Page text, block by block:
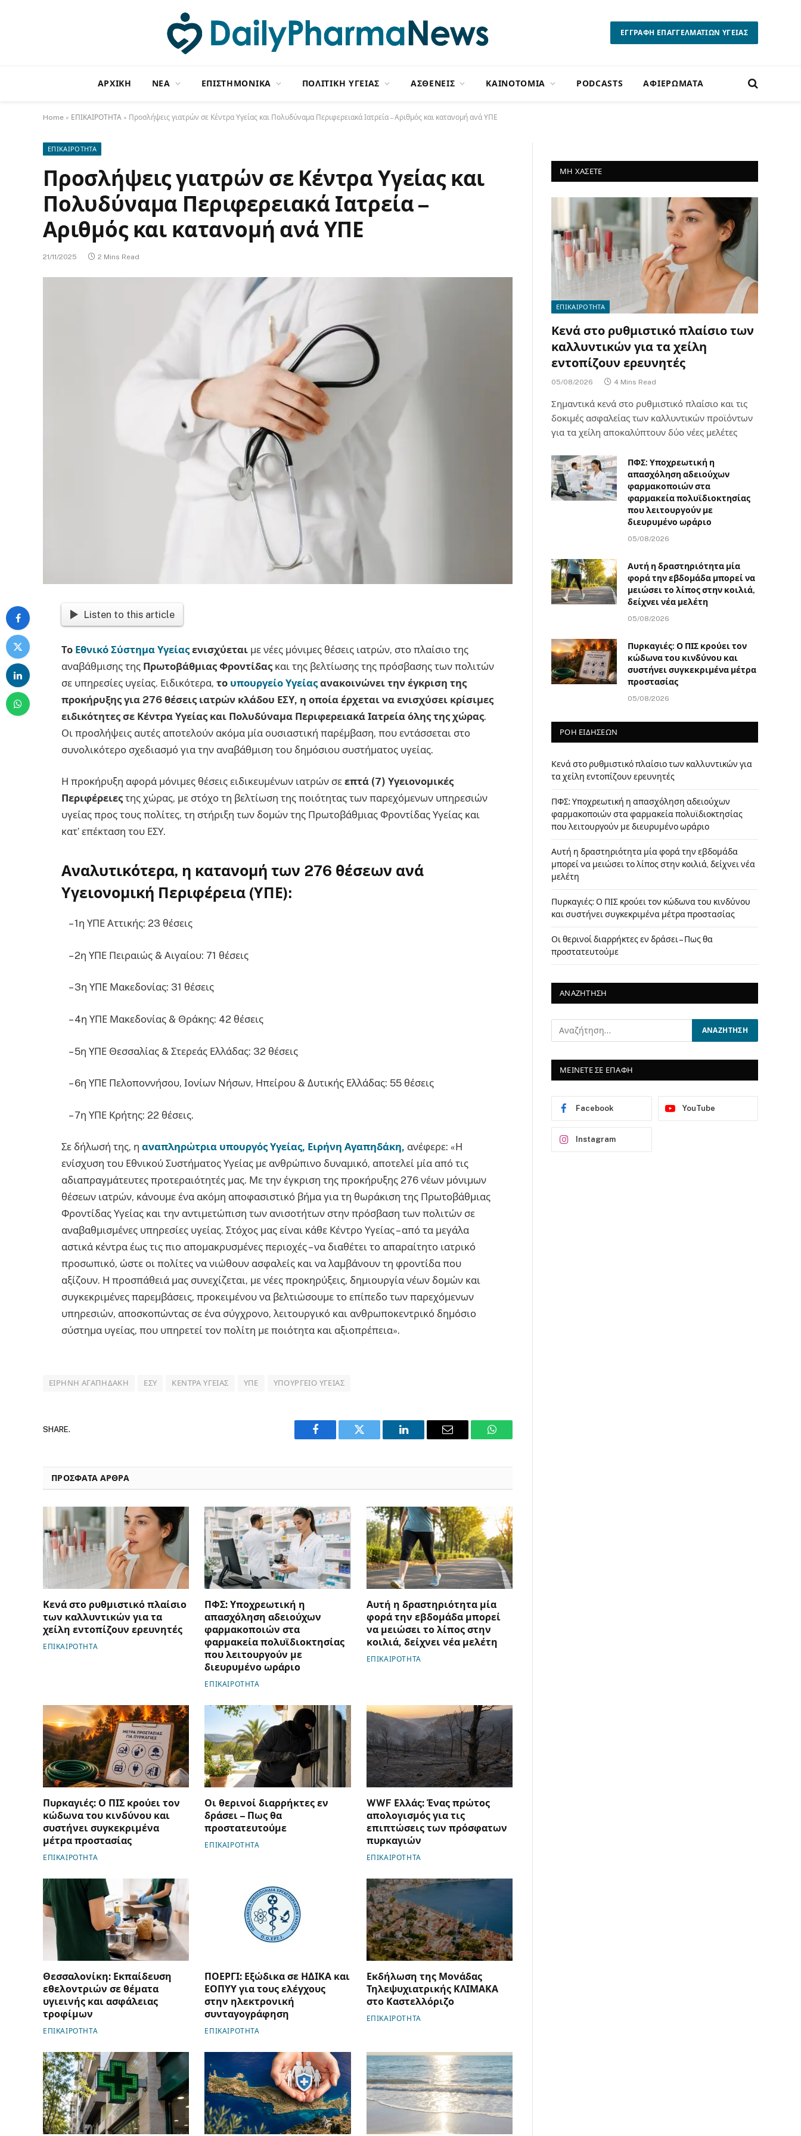
ΕΓΓΡΑΦΗ ΕΠΑΓΓΕΛΜΑΤΙΩΝ ΥΓΕΙΑΣ
ΑΡΧΙΚΗ NΕΑ ΕΠΙΣΤΗΜΟΝΙΚΑ ΠΟΛΙΤΙΚΗ ΥΓΕΙΑΣ ΑΣΘΕΝΕΙΣ ΚΑΙΝΟΤΟΜΙΑ PODCASTS ΑΦΙΕΡΩΜΑΤΑ
Home » ΕΠΙΚΑΙΡΟΤΗΤΑ » Προσλήψεις γιατρών σε Κέντρα Υγείας και Πολυδύναμα Περιφερειακά Ιατρεία – Αριθμός και κατανομή ανά ΥΠΕ
ΕΠΙΚΑΙΡΟΤΗΤΑ
Προσλήψεις γιατρών σε Κέντρα Υγείας και
Πολυδύναμα Περιφερειακά Ιατρεία –
Αριθμός και κατανομή ανά ΥΠΕ
21/11/2025 2 Mins Read
Listen to this article
Το Εθνικό Σύστημα Υγείας ενισχύεται με νέες μόνιμες θέσεις ιατρών, στο πλαίσιο της
αναβάθμισης της Πρωτοβάθμιας Φροντίδας και της βελτίωσης της πρόσβασης των πολιτών
σε υπηρεσίες υγείας. Ειδικότερα, το υπουργείο Υγείας ανακοινώνει την έγκριση της
προκήρυξης για 276 θέσεις ιατρών κλάδου ΕΣΥ, η οποία έρχεται να ενισχύσει κρίσιμες
ειδικότητες σε Κέντρα Υγείας και Πολυδύναμα Περιφερειακά Ιατρεία όλης της χώρας.
Οι προσλήψεις αυτές αποτελούν ακόμα μία ουσιαστική παρέμβαση, που εντάσσεται στο
συνολικότερο σχεδιασμό για την αναβάθμιση του δημόσιου συστήματος υγείας.
Η προκήρυξη αφορά μόνιμες θέσεις ειδικευμένων ιατρών σε επτά (7) Υγειονομικές
Περιφέρειες της χώρας, με στόχο τη βελτίωση της ποιότητας των παρεχόμενων υπηρεσιών
υγείας προς τους πολίτες, τη στήριξη των δομών της Πρωτοβάθμιας Φροντίδας Υγείας και
κατ’ επέκταση του ΕΣΥ.
Αναλυτικότερα, η κατανομή των 276 θέσεων ανά
Υγειονομική Περιφέρεια (ΥΠΕ):
– 1η ΥΠΕ Αττικής: 23 θέσεις
– 2η ΥΠΕ Πειραιώς & Αιγαίου: 71 θέσεις
– 3η ΥΠΕ Μακεδονίας: 31 θέσεις
– 4η ΥΠΕ Μακεδονίας & Θράκης: 42 θέσεις
– 5η ΥΠΕ Θεσσαλίας & Στερεάς Ελλάδας: 32 θέσεις
– 6η ΥΠΕ Πελοποννήσου, Ιονίων Νήσων, Ηπείρου & Δυτικής Ελλάδας: 55 θέσεις
– 7η ΥΠΕ Κρήτης: 22 θέσεις.
Σε δήλωσή της, η αναπληρώτρια υπουργός Υγείας, Ειρήνη Αγαπηδάκη, ανέφερε: «Η
ενίσχυση του Εθνικού Συστήματος Υγείας με ανθρώπινο δυναμικό, αποτελεί μία από τις
αδιαπραγμάτευτες προτεραιότητές μας. Με την έγκριση της προκήρυξης 276 νέων μόνιμων
θέσεων ιατρών, κάνουμε ένα ακόμη αποφασιστικό βήμα για τη θωράκιση της Πρωτοβάθμιας
Φροντίδας Υγείας και την αντιμετώπιση των ανισοτήτων στην πρόσβαση των πολιτών σε
αναβαθμισμένες υπηρεσίες υγείας. Στόχος μας είναι κάθε Κέντρο Υγείας – από τα μεγάλα
αστικά κέντρα έως τις πιο απομακρυσμένες περιοχές – να διαθέτει το απαραίτητο ιατρικό
προσωπικό, ώστε οι πολίτες να νιώθουν ασφαλείς και να λαμβάνουν τη φροντίδα που
αξίζουν. Η προσπάθειά μας συνεχίζεται, με νέες προκηρύξεις, δημιουργία νέων δομών και
συγκεκριμένες παρεμβάσεις, προκειμένου να βελτιώσουμε το επίπεδο των παρεχόμενων
υπηρεσιών, αποσκοπώντας σε ένα σύγχρονο, λειτουργικό και ανθρωποκεντρικό δημόσιο
σύστημα υγείας, που υπηρετεί τον πολίτη με ποιότητα και αξιοπρέπεια».
ΕΙΡΉΝΗ ΑΓΑΠΗΔΆΚΗ ΕΣΥ ΚΈΝΤΡΑ ΥΓΕΊΑΣ ΥΠΕ ΥΠΟΥΡΓΕΊΟ ΥΓΕΊΑΣ
SHARE.
Facebook Twitter LinkedIn Email WhatsApp
ΠΡΟΣΦΑΤΑ ΑΡΘΡΑ
Κενά στο ρυθμιστικό πλαίσιο
των καλλυντικών για τα
χείλη εντοπίζουν ερευνητές
ΕΠΙΚΑΙΡΟΤΗΤΑ
ΠΦΣ: Υποχρεωτική η
απασχόληση αδειούχων
φαρμακοποιών στα
φαρμακεία πολυϊδιοκτησίας
που λειτουργούν με
διευρυμένο ωράριο
ΕΠΙΚΑΙΡΟΤΗΤΑ
Αυτή η δραστηριότητα μία
φορά την εβδομάδα μπορεί
να μειώσει το λίπος στην
κοιλιά, δείχνει νέα μελέτη
ΕΠΙΚΑΙΡΟΤΗΤΑ
Πυρκαγιές: Ο ΠΙΣ κρούει τον
κώδωνα του κινδύνου και
συστήνει συγκεκριμένα
μέτρα προστασίας
ΕΠΙΚΑΙΡΟΤΗΤΑ
Οι θερινοί διαρρήκτες εν
δράσει – Πως θα
προστατευτούμε
ΕΠΙΚΑΙΡΟΤΗΤΑ
WWF Ελλάς: Ένας πρώτος
απολογισμός για τις
επιπτώσεις των πρόσφατων
πυρκαγιών
ΕΠΙΚΑΙΡΟΤΗΤΑ
Θεσσαλονίκη: Εκπαίδευση
εθελοντριών σε θέματα
υγιεινής και ασφάλειας
τροφίμων
ΕΠΙΚΑΙΡΟΤΗΤΑ
ΠΟΕΡΓΙ: Εξώδικα σε ΗΔΙΚΑ και
ΕΟΠΥΥ για τους ελέγχους
στην ηλεκτρονική
συνταγογράφηση
ΕΠΙΚΑΙΡΟΤΗΤΑ
Εκδήλωση της Μονάδας
Τηλεψυχιατρικής ΚΛΙΜΑΚΑ
στο Καστελλόριζο
ΕΠΙΚΑΙΡΟΤΗΤΑ
ΜΗ ΧΑΣΕΤΕ
ΕΠΙΚΑΙΡΟΤΗΤΑ
Κενά στο ρυθμιστικό πλαίσιο των
καλλυντικών για τα χείλη
εντοπίζουν ερευνητές
05/08/2026 4 Mins Read
Σημαντικά κενά στο ρυθμιστικό πλαίσιο και τις
δοκιμές ασφαλείας των καλλυντικών προϊόντων
για τα χείλη αποκαλύπτουν δύο νέες μελέτες
ΠΦΣ: Υποχρεωτική η
απασχόληση αδειούχων
φαρμακοποιών στα
φαρμακεία πολυϊδιοκτησίας
που λειτουργούν με
διευρυμένο ωράριο
05/08/2026
Αυτή η δραστηριότητα μία
φορά την εβδομάδα μπορεί να
μειώσει το λίπος στην κοιλιά,
δείχνει νέα μελέτη
05/08/2026
Πυρκαγιές: Ο ΠΙΣ κρούει τον
κώδωνα του κινδύνου και
συστήνει συγκεκριμένα μέτρα
προστασίας
05/08/2026
ΡΟΗ ΕΙΔΗΣΕΩΝ
Κενά στο ρυθμιστικό πλαίσιο των καλλυντικών για
τα χείλη εντοπίζουν ερευνητές
ΠΦΣ: Υποχρεωτική η απασχόληση αδειούχων
φαρμακοποιών στα φαρμακεία πολυϊδιοκτησίας
που λειτουργούν με διευρυμένο ωράριο
Αυτή η δραστηριότητα μία φορά την εβδομάδα
μπορεί να μειώσει το λίπος στην κοιλιά, δείχνει νέα
μελέτη
Πυρκαγιές: Ο ΠΙΣ κρούει τον κώδωνα του κινδύνου
και συστήνει συγκεκριμένα μέτρα προστασίας
Οι θερινοί διαρρήκτες εν δράσει – Πως θα
προστατευτούμε
ΑΝΑΖΗΤΗΣΗ
ΜΕΙΝΕΤΕ ΣΕ ΕΠΑΦΗ
Facebook YouTube
Instagram